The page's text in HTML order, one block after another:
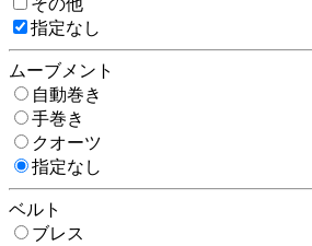
指定なし
ムーブメント
自動巻き
手巻き
クオーツ
指定なし
ベルト
ブレス